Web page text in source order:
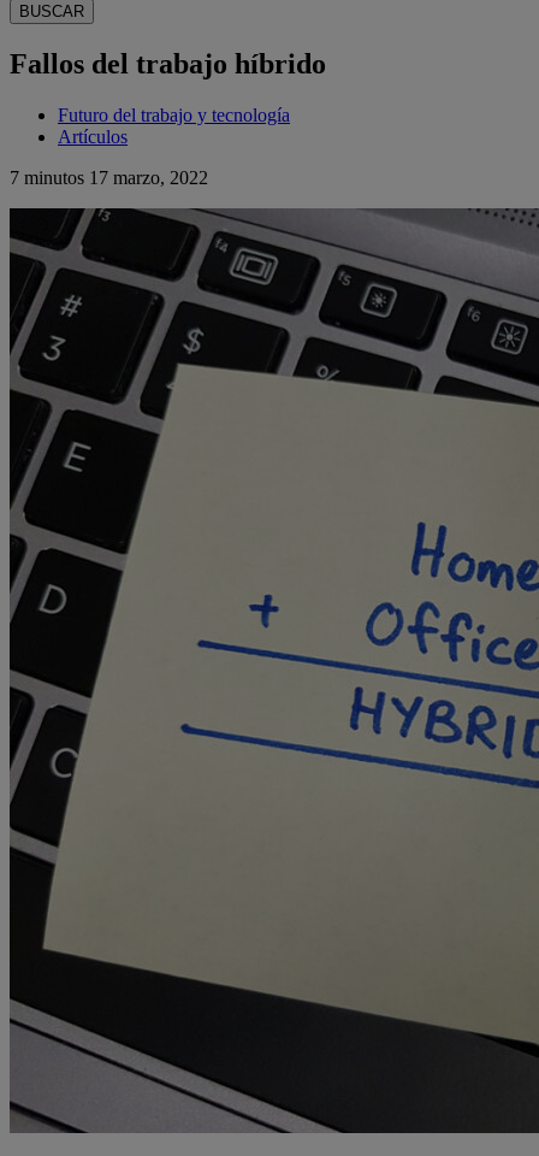
BUSCAR
Fallos del trabajo híbrido
Futuro del trabajo y tecnología
Artículos
7 minutos 17 marzo, 2022